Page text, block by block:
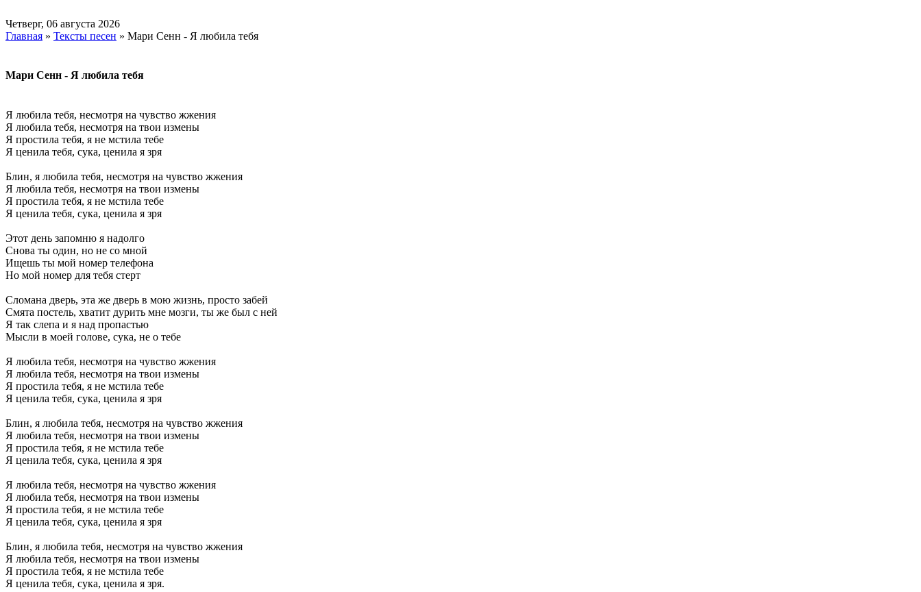
Четверг, 06 августа 2026
Главная » Тексты песен » Мари Сенн - Я любила тебя
Мари Сенн - Я любила тебя
Я любила тебя, несмотря на чувство жжения
Я любила тебя, несмотря на твои измены
Я простила тебя, я не мстила тебе
Я ценила тебя, сука, ценила я зря
Блин, я любила тебя, несмотря на чувство жжения
Я любила тебя, несмотря на твои измены
Я простила тебя, я не мстила тебе
Я ценила тебя, сука, ценила я зря
Этот день запомню я надолго
Снова ты один, но не со мной
Ищешь ты мой номер телефона
Но мой номер для тебя стерт
Сломана дверь, эта же дверь в мою жизнь, просто забей
Смята постель, хватит дурить мне мозги, ты же был с ней
Я так слепа и я над пропастью
Мысли в моей голове, сука, не о тебе
Я любила тебя, несмотря на чувство жжения
Я любила тебя, несмотря на твои измены
Я простила тебя, я не мстила тебе
Я ценила тебя, сука, ценила я зря
Блин, я любила тебя, несмотря на чувство жжения
Я любила тебя, несмотря на твои измены
Я простила тебя, я не мстила тебе
Я ценила тебя, сука, ценила я зря
Я любила тебя, несмотря на чувство жжения
Я любила тебя, несмотря на твои измены
Я простила тебя, я не мстила тебе
Я ценила тебя, сука, ценила я зря
Блин, я любила тебя, несмотря на чувство жжения
Я любила тебя, несмотря на твои измены
Я простила тебя, я не мстила тебе
Я ценила тебя, сука, ценила я зря.